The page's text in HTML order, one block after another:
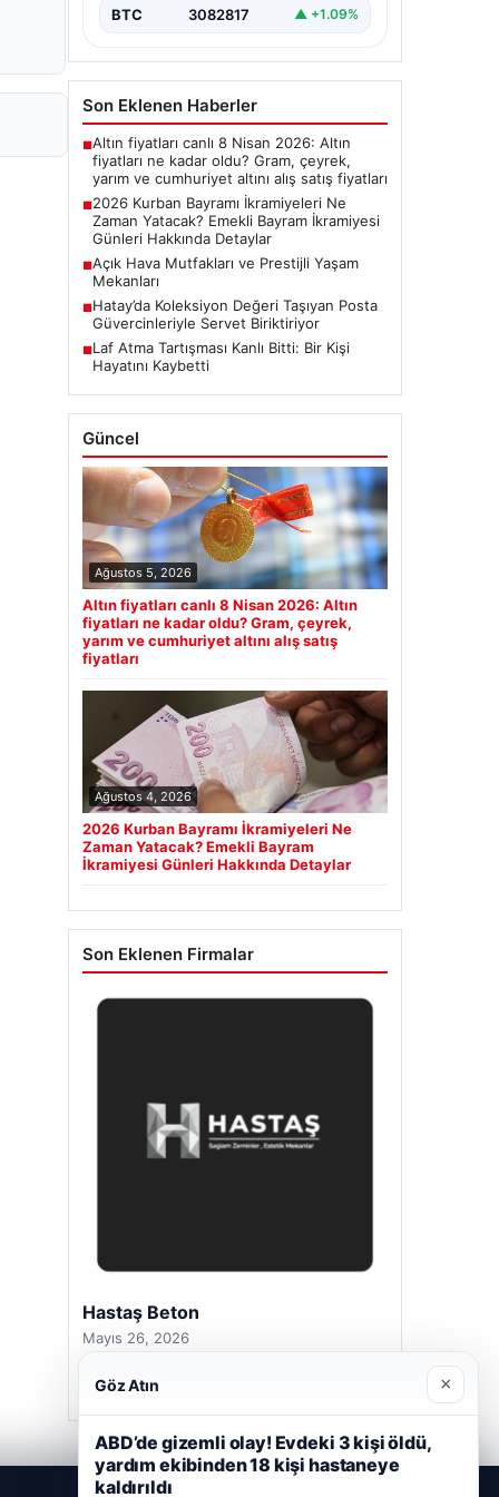
bayram ikramiyelerinin ne…
BTC 3082817 ▲ +1.09%
Son Eklenen Haberler
■Altın fiyatları canlı 8 Nisan 2026: Altın
fiyatları ne kadar oldu? Gram, çeyrek,
yarım ve cumhuriyet altını alış satış fiyatları
■2026 Kurban Bayramı İkramiyeleri Ne
Zaman Yatacak? Emekli Bayram İkramiyesi
Günleri Hakkında Detaylar
■Açık Hava Mutfakları ve Prestijli Yaşam
Mekanları
■Hatay’da Koleksiyon Değeri Taşıyan Posta
Güvercinleriyle Servet Biriktiriyor
■Laf Atma Tartışması Kanlı Bitti: Bir Kişi
Hayatını Kaybetti
Güncel
Ağustos 5, 2026
Altın fiyatları canlı 8 Nisan 2026: Altın
fiyatları ne kadar oldu? Gram, çeyrek,
yarım ve cumhuriyet altını alış satış
fiyatları
Ağustos 4, 2026
2026 Kurban Bayramı İkramiyeleri Ne
Zaman Yatacak? Emekli Bayram
İkramiyesi Günleri Hakkında Detaylar
Son Eklenen Firmalar
Hastaş Beton
Mayıs 26, 2026
Göz Atın ×
ABD’de gizemli olay! Evdeki 3 kişi öldü,
yardım ekibinden 18 kişi hastaneye
kaldırıldı